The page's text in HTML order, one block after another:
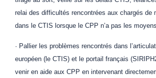
relai des difficultés rencontrées aux chargés de
dans le CTIS lorsque le CPP n’a pas les
· Pallier les problèmes rencontrés dans
européen (le CTIS) et le portail français
venir en aide aux CPP en intervenant